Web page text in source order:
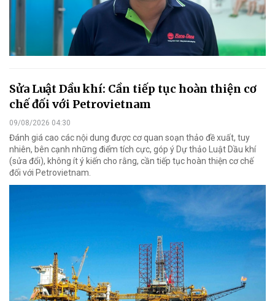
Sửa Luật Dầu khí: Cần tiếp tục hoàn thiện cơ
chế đối với Petrovietnam
09/08/2026 04:30
Đánh giá cao các nội dung được cơ quan soạn thảo đề xuất, tuy
nhiên, bên cạnh những điểm tích cực, góp ý Dự thảo Luật Dầu khí
(sửa đổi), không ít ý kiến cho rằng, cần tiếp tục hoàn thiện cơ chế
đối với Petrovietnam.